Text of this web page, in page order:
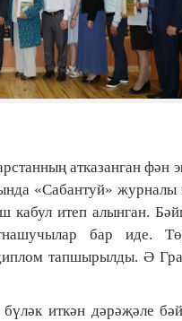
атказанган фән
«Сабантуй» журналы
итеп алынган.
бар иде.
тапшырылды. Ә
иткән дәрәҗәле